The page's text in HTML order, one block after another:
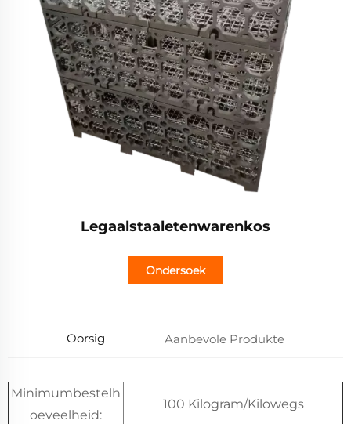
Legaalstaaletenwarenkos
Ondersoek
Oorsig Aanbevole Produkte
Minimumbestelh
oeveelheid:
100 Kilogram/Kilowegs